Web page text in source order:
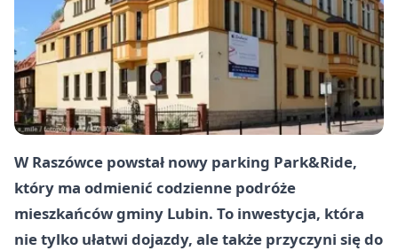
W Raszówce powstał nowy parking Park&Ride,
który ma odmienić codzienne podróże
mieszkańców gminy Lubin. To inwestycja, która
nie tylko ułatwi dojazdy, ale także przyczyni się do